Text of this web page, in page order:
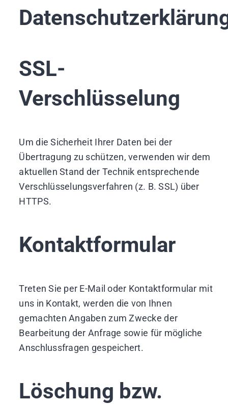
SSL-
Verschlüsselung
Um die Sicherheit Ihrer Daten bei der
Übertragung zu schützen, verwenden wir dem
aktuellen Stand der Technik entsprechende
Verschlüsselungsverfahren (z. B. SSL) über
HTTPS.
Kontaktformular
Treten Sie per E-Mail oder Kontaktformular mit
uns in Kontakt, werden die von Ihnen
gemachten Angaben zum Zwecke der
Bearbeitung der Anfrage sowie für mögliche
Anschlussfragen gespeichert.
Löschung bzw.